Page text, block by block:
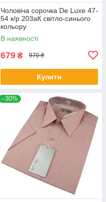
Чоловіча сорочка De Luxe 47-
54 к/р 203аК світло-синього
кольору
В наявності
679 ₴ 970 ₴
Купити
–30%